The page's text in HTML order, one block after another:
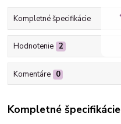
Kompletné špecifikácie
Hodnotenie 2
Komentáre 0
Kompletné špecifikácie